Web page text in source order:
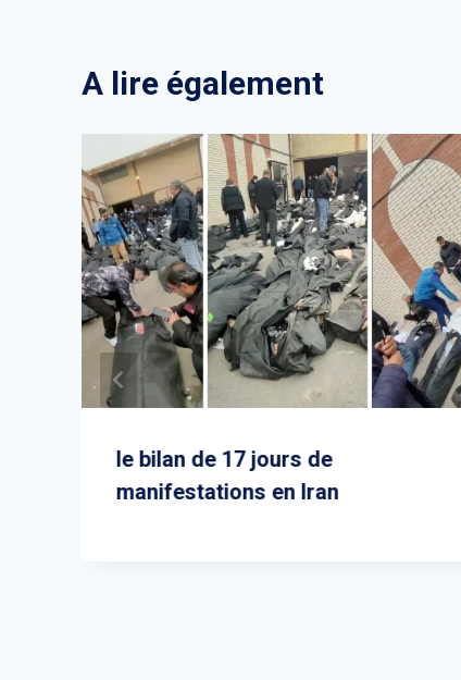
A lire également
le bilan de 17 jours de
manifestations en Iran